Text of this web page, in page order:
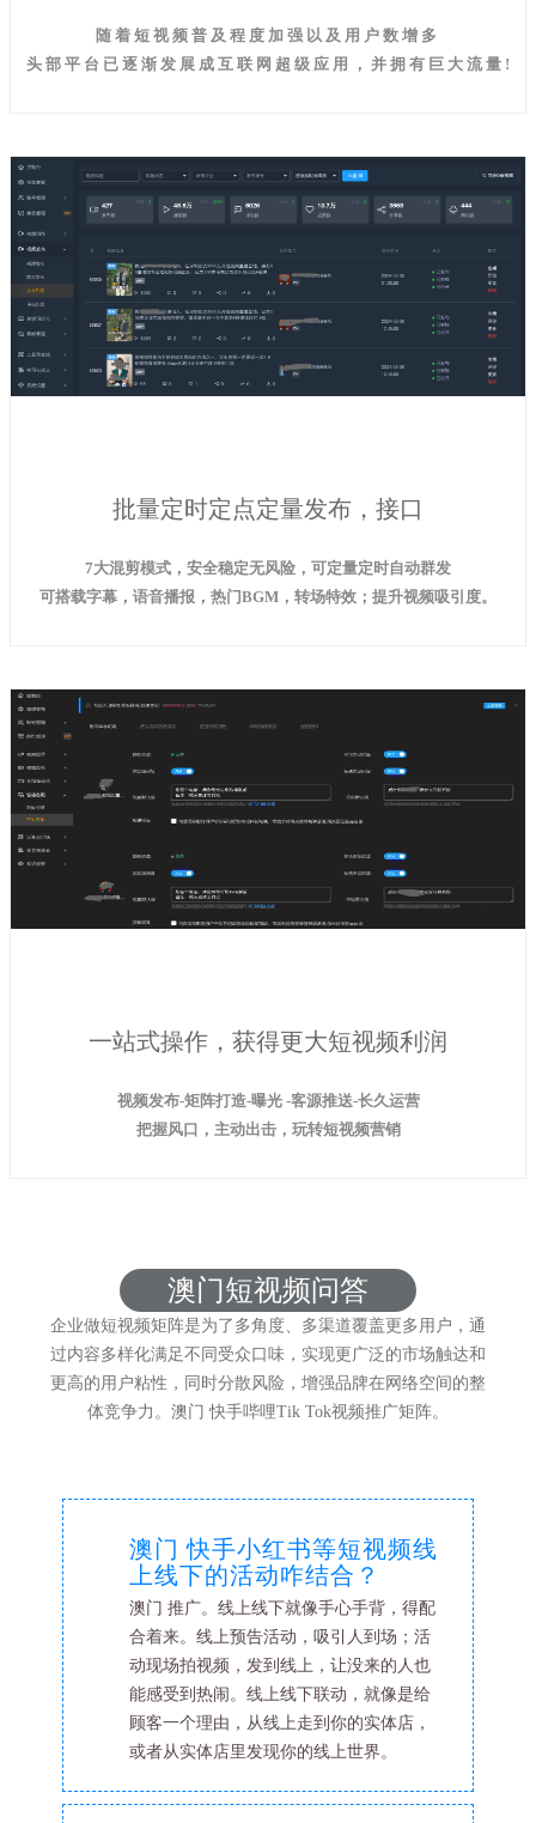
随 着 短 视 频 普 及 程 度 加 强 以 及 用 户 数 增 多
头 部 平 台 已 逐 渐 发 展 成 互 联 网 超 级 应 用 ， 并 拥 有 巨 大 流 量 !
批量定时定点定量发布，接口
7大混剪模式，安全稳定无风险，可定量定时自动群发
可搭载字幕，语音播报，热门BGM，转场特效；提升视频吸引度。
一站式操作，获得更大短视频利润
视频发布-矩阵打造-曝光 -客源推送-长久运营
把握风口，主动出击，玩转短视频营销
澳门短视频问答
企业做短视频矩阵是为了多角度、多渠道覆盖更多用户，通
过内容多样化满足不同受众口味，实现更广泛的市场触达和
更高的用户粘性，同时分散风险，增强品牌在网络空间的整
体竞争力。澳门 快手哔哩Tik Tok视频推广矩阵。
澳门 快手小红书等短视频线
上线下的活动咋结合？
澳门 推广。线上线下就像手心手背，得配
合着来。线上预告活动，吸引人到场；活
动现场拍视频，发到线上，让没来的人也
能感受到热闹。线上线下联动，就像是给
顾客一个理由，从线上走到你的实体店，
或者从实体店里发现你的线上世界。